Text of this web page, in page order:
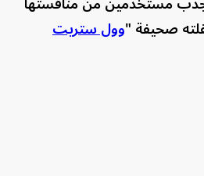
صحيفة "وول ستريت